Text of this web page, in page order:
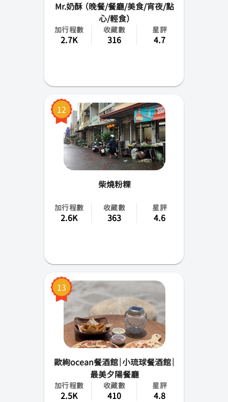
Mr.奶酥 （晚餐/餐廳/美食/宵夜/點
心/輕食）
加行程數
2.7K
收藏數
316
星評
4.7
12
柴燒粉粿
加行程數
2.6K
收藏數
363
星評
4.6
13
歐絢ocean餐酒館｜小琉球餐酒館｜
最美夕陽餐廳
加行程數
2.5K
收藏數
410
星評
4.8